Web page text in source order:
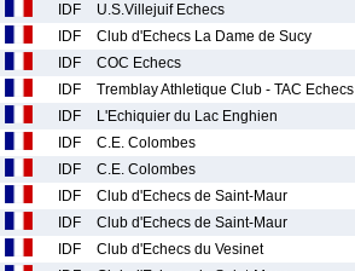
IDF
U.S.Villejuif Echecs
IDF
Club d'Echecs La Dame de Sucy
IDF
COC Echecs
IDF
Tremblay Athletique Club - TAC Echecs
IDF
L'Echiquier du Lac Enghien
IDF
C.E. Colombes
IDF
C.E. Colombes
IDF
Club d'Echecs de Saint-Maur
IDF
Club d'Echecs de Saint-Maur
IDF
Club d'Echecs du Vesinet